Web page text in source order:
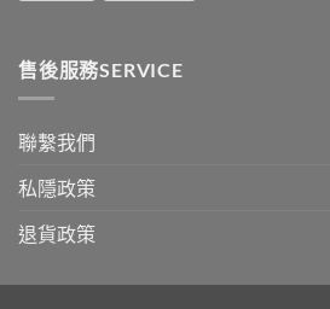
售後服務SERVICE
聯繫我們
私隱政策
退貨政策